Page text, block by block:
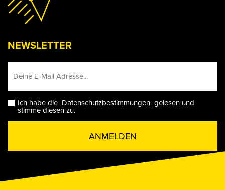
NEWSLETTER
Ich habe die Datenschutzbestimmungen gelesen und
stimme diesen zu.
ANMELDEN